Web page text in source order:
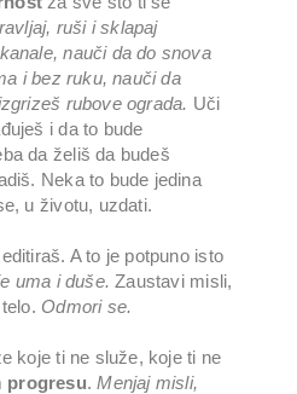
ruši i sklapaj
nauči da do snova
i bez ruku, nauči da
rubove ograda. Uči
i da to bude
da želiš da budeš
Neka to bude jedina
u životu, uzdati.
A to je potpuno isto
uma i duše. Zaustavi misli,
Odmori se.
koje ti ne služe, koje ti ne
progresu.Menjaj misli,